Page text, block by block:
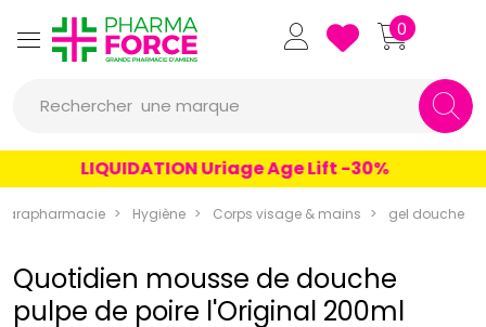
Pharmaforce Grande Pharmacie
0
Rechercher
un produit
une marque
LIQUIDATION Uriage Age Lift -30%
Parapharmacie Hygiène Corps visage & mains gel douche
Quotidien mousse de douche
pulpe de poire l'Original 200ml